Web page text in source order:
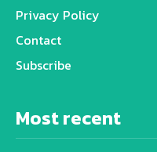
Privacy Policy
Contact
Subscribe
Most recent